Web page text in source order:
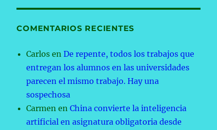
COMENTARIOS RECIENTES
Carlos enDe repente, todos los trabajos que
entregan los alumnos en las universidades
parecen el mismo trabajo. Hay una
sospechosa
Carmen enChina convierte la inteligencia
artificial en asignatura obligatoria desde